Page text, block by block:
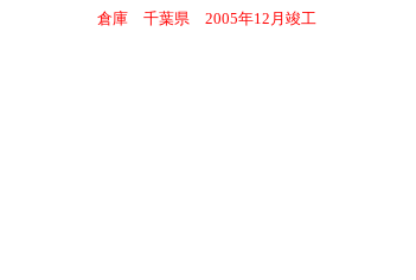
倉庫 千葉県 2005年12月竣工